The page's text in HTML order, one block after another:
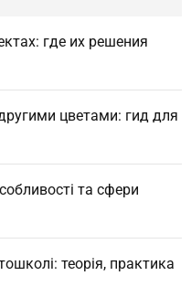
где их решения
цветами: гид для
та сфери
теорія, практика